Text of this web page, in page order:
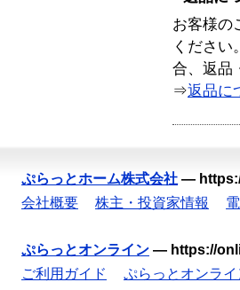
お客様の
ください
合、返品
⇒返品に
ぷらっとホーム株式会社 —
会社概要
株主・投資家情報
ぷらっとオンライン — https://
ご利用ガイド
ぷらっとオンラ